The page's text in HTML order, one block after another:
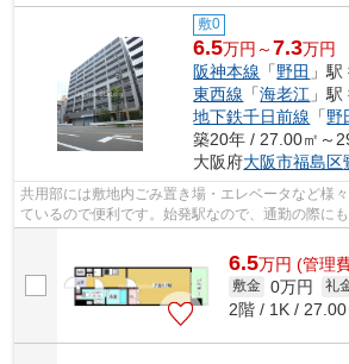
敷0
6.5万円～7.3万円
阪神本線 「野田 」
東西線 「海老江 」
地下鉄千日前線 「野
築20年 / 27.00㎡～
大阪府大阪市福島区
共用部には敷地内ごみ置き場・エレベータなど様
ているので便利です。始発駅なので、通勤の際に
6.5万円 (管理
敷金 0万円 礼
2階 / 1K / 27.00